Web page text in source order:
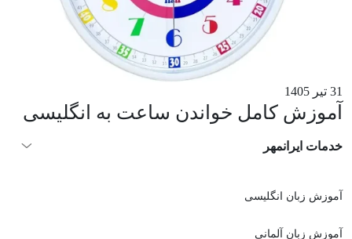
31 تیر 1405
آموزش کامل خواندن ساعت به انگلیسی
خدمات ایرانمهر
آموزش زبان انگلیسی
آموزش زبان آلمانی